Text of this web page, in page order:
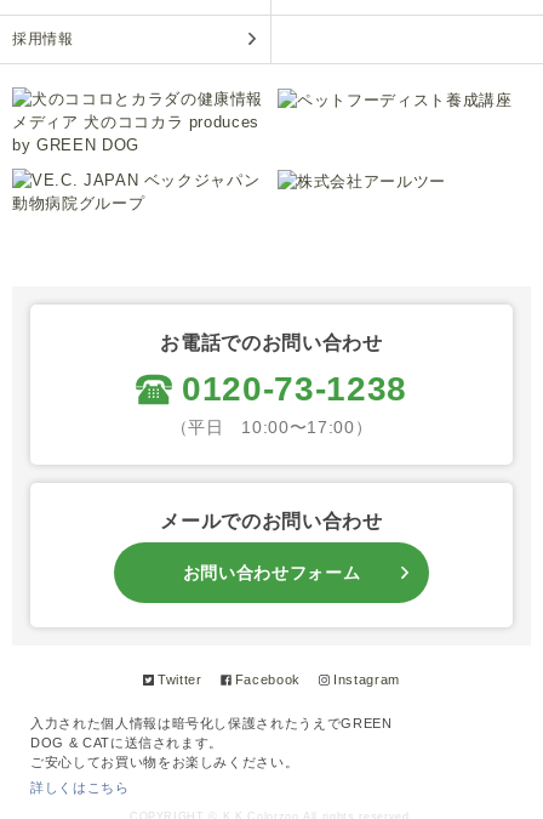
採用情報
お電話でのお問い合わせ
0120-73-1238
（平日 10:00〜17:00）
メールでのお問い合わせ
お問い合わせフォーム
Twitter Facebook Instagram
入力された個人情報は暗号化し保護されたうえでGREEN
DOG & CATに送信されます。
ご安心してお買い物をお楽しみください。
詳しくはこちら
COPYRIGHT © K.K Colorzoo All rights reserved.